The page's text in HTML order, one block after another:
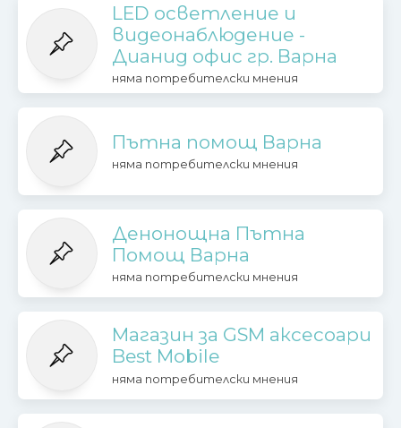
LED осветление и
видеонаблюдение -
Дианид офис гр. Варна
няма потребителски мнения
Пътна помощ Варна
няма потребителски мнения
Денонощна Пътна
Помощ Варна
няма потребителски мнения
Магазин за GSM аксесоари
Best Mobile
няма потребителски мнения